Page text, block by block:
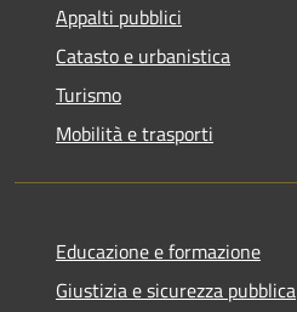
Appalti pubblici
Catasto e urbanistica
Turismo
Mobilità e trasporti
Educazione e formazione
Giustizia e sicurezza pubblica